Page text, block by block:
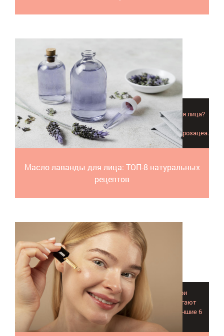
Масло лаванды для лица: ТОП-8 натуральных
рецептов
Как можно эффективно применять масло лаванды для лица?
Питательные кремы, отбеливающие флюиды,
противовоспалительные тоники и лечебные маски при розацеа.
Как использовать эфирные масла от морщин при
антивозрастном уходе за лицом? Как эфиры помогают
оздоравливать клетки кожи? Причины старения? Лучшие 6
эфиров.